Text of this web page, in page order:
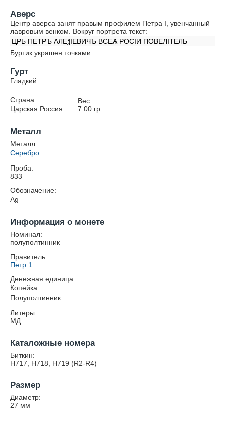
Аверс
Центр аверса занят правым профилем Петра I, увенчанный
лавровым венком. Вокруг портрета текст:
ЦРЬ ПЕТРЪ АЛЕѯIЕВИЧЪ ВСЕѦ РОСIИ ПОВЕЛIТЕЛЬ
Буртик украшен точками.
Гурт
Гладкий
Страна:
Царская Россия
Вес:
7.00гр.
Металл
Металл:
Серебро
Проба:
833
Обозначение:
Ag
Информация о монете
Номинал:
полуполтинник
Правитель:
Петр 1
Денежная единица:
Копейка
Полуполтинник
Литеры:
МД
Каталожные номера
Биткин:
Н717, Н718, Н719 (R2-R4)
Размер
Диаметр:
27 мм